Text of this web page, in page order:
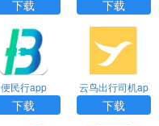
下载 下载
便民行app
下载
云鸟出行司机ap
p
下载